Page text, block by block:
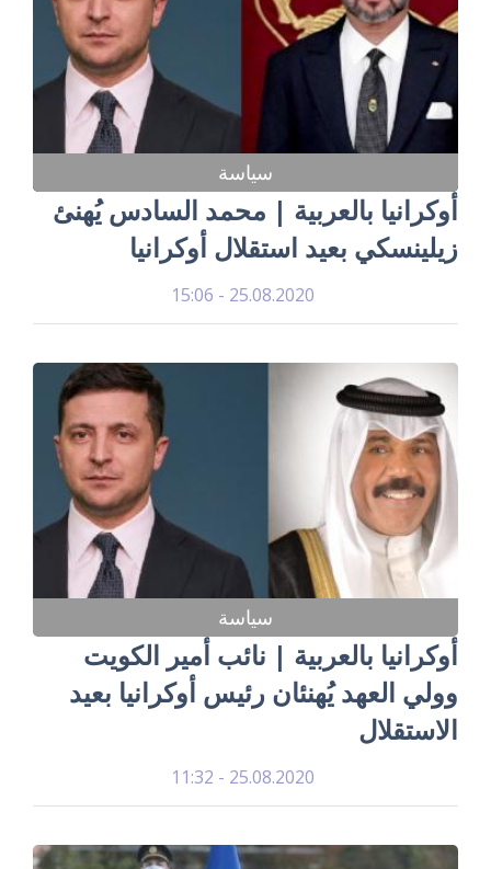
سياسة
أوكرانيا بالعربية | محمد السادس يُهنئ
زيلينسكي بعيد استقلال أوكرانيا
25.08.2020 - 15:06
سياسة
أوكرانيا بالعربية | نائب أمير الكويت
وولي العهد يُهنئان رئيس أوكرانيا بعيد
الاستقلال
25.08.2020 - 11:32